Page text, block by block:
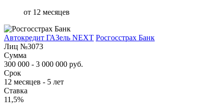
от 12 месяцев
Автокредит ГАЗель NEXT Росгосстрах Банк
Лиц №3073
Сумма
300 000 - 3 000 000 руб.
Срок
12 месяцев - 5 лет
Ставка
11,5%